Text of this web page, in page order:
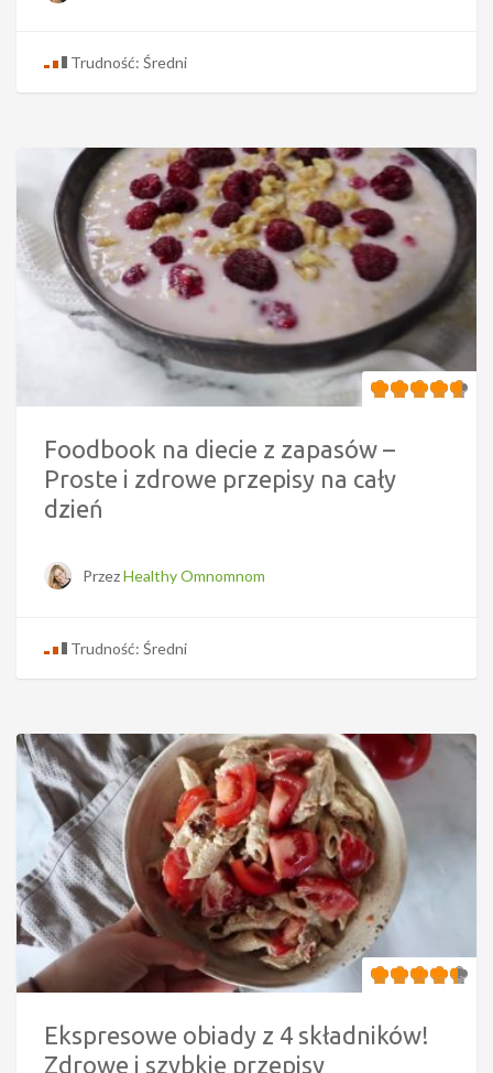
Trudność: Średni
Foodbook na diecie z zapasów –
Proste i zdrowe przepisy na cały
dzień
PrzezHealthy Omnomnom
Trudność: Średni
Ekspresowe obiady z 4 składników!
Zdrowe i szybkie przepisy